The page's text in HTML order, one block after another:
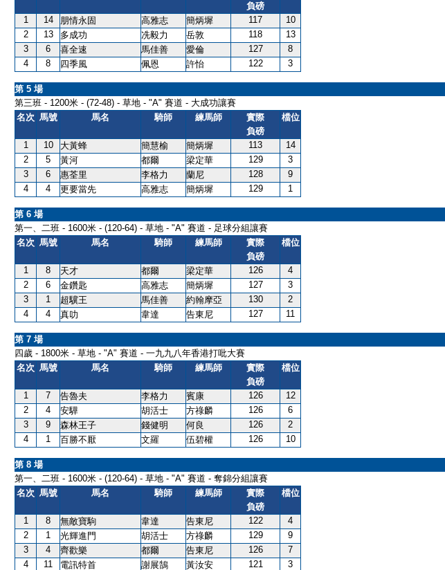
負磅
1 14 朋情永固 高雅志 簡炳墀 117
10
2
13 多成功 冼毅力 岳敦 118
13
3
6 喜全速 馬佳善 愛倫 127
8
4
8 四季風 佩恩 許怡 122 3
第 5 場
第三班 - 1200米 - (72-48) - 草地 - "A" 賽道 - 大成功讓賽
名次 馬號 馬名 騎師 練馬師
實際
負磅
檔位
1 10 大黃蜂 簡慧榆 簡炳墀 113
14
2
5 黃河 都爾 梁定華 129
3
3
6 惠荃里 李格力 蘭尼 128
9
4
4 更要當先 高雅志 簡炳墀 129 1
第 6 場
第一、二班 - 1600米 - (120-64) - 草地 - "A" 賽道 - 足球分組讓賽
名次 馬號 馬名 騎師 練馬師
實際
負磅
檔位
1 8 天才 都爾 梁定華 126
4
2
6 金鑽匙 高雅志 簡炳墀 127
3
3
1 超驥王 馬佳善 約翰摩亞 130
2
4
4 真叻 韋達 告東尼 127 11
第 7 場
四歲 - 1800米 - 草地 - "A" 賽道 - 一九九八年香港打吡大賽
名次 馬號 馬名 騎師 練馬師
實際
負磅
檔位
1 7 告魯夫 李格力 賓康 126
12
2
4 安驊 胡活士 方祿麟 126
6
3
9 森林王子 錢健明 何良 126
2
4
1 百勝不厭 文羅 伍碧權 126 10
第 8 場
第一、二班 - 1600米 - (120-64) - 草地 - "A" 賽道 - 奪錦分組讓賽
名次 馬號 馬名 騎師 練馬師
實際
負磅
檔位
1 8 無敵寶駒 韋達 告東尼 122
4
2
1 光輝進門 胡活士 方祿麟 129
9
3
4 齊歡樂 都爾 告東尼 126
7
4
11 電訊特首 謝展鵠 黃汝安 121 3